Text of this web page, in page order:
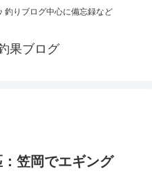
釣りブログ中心に備忘録など
果ブログ
笠岡でエギング